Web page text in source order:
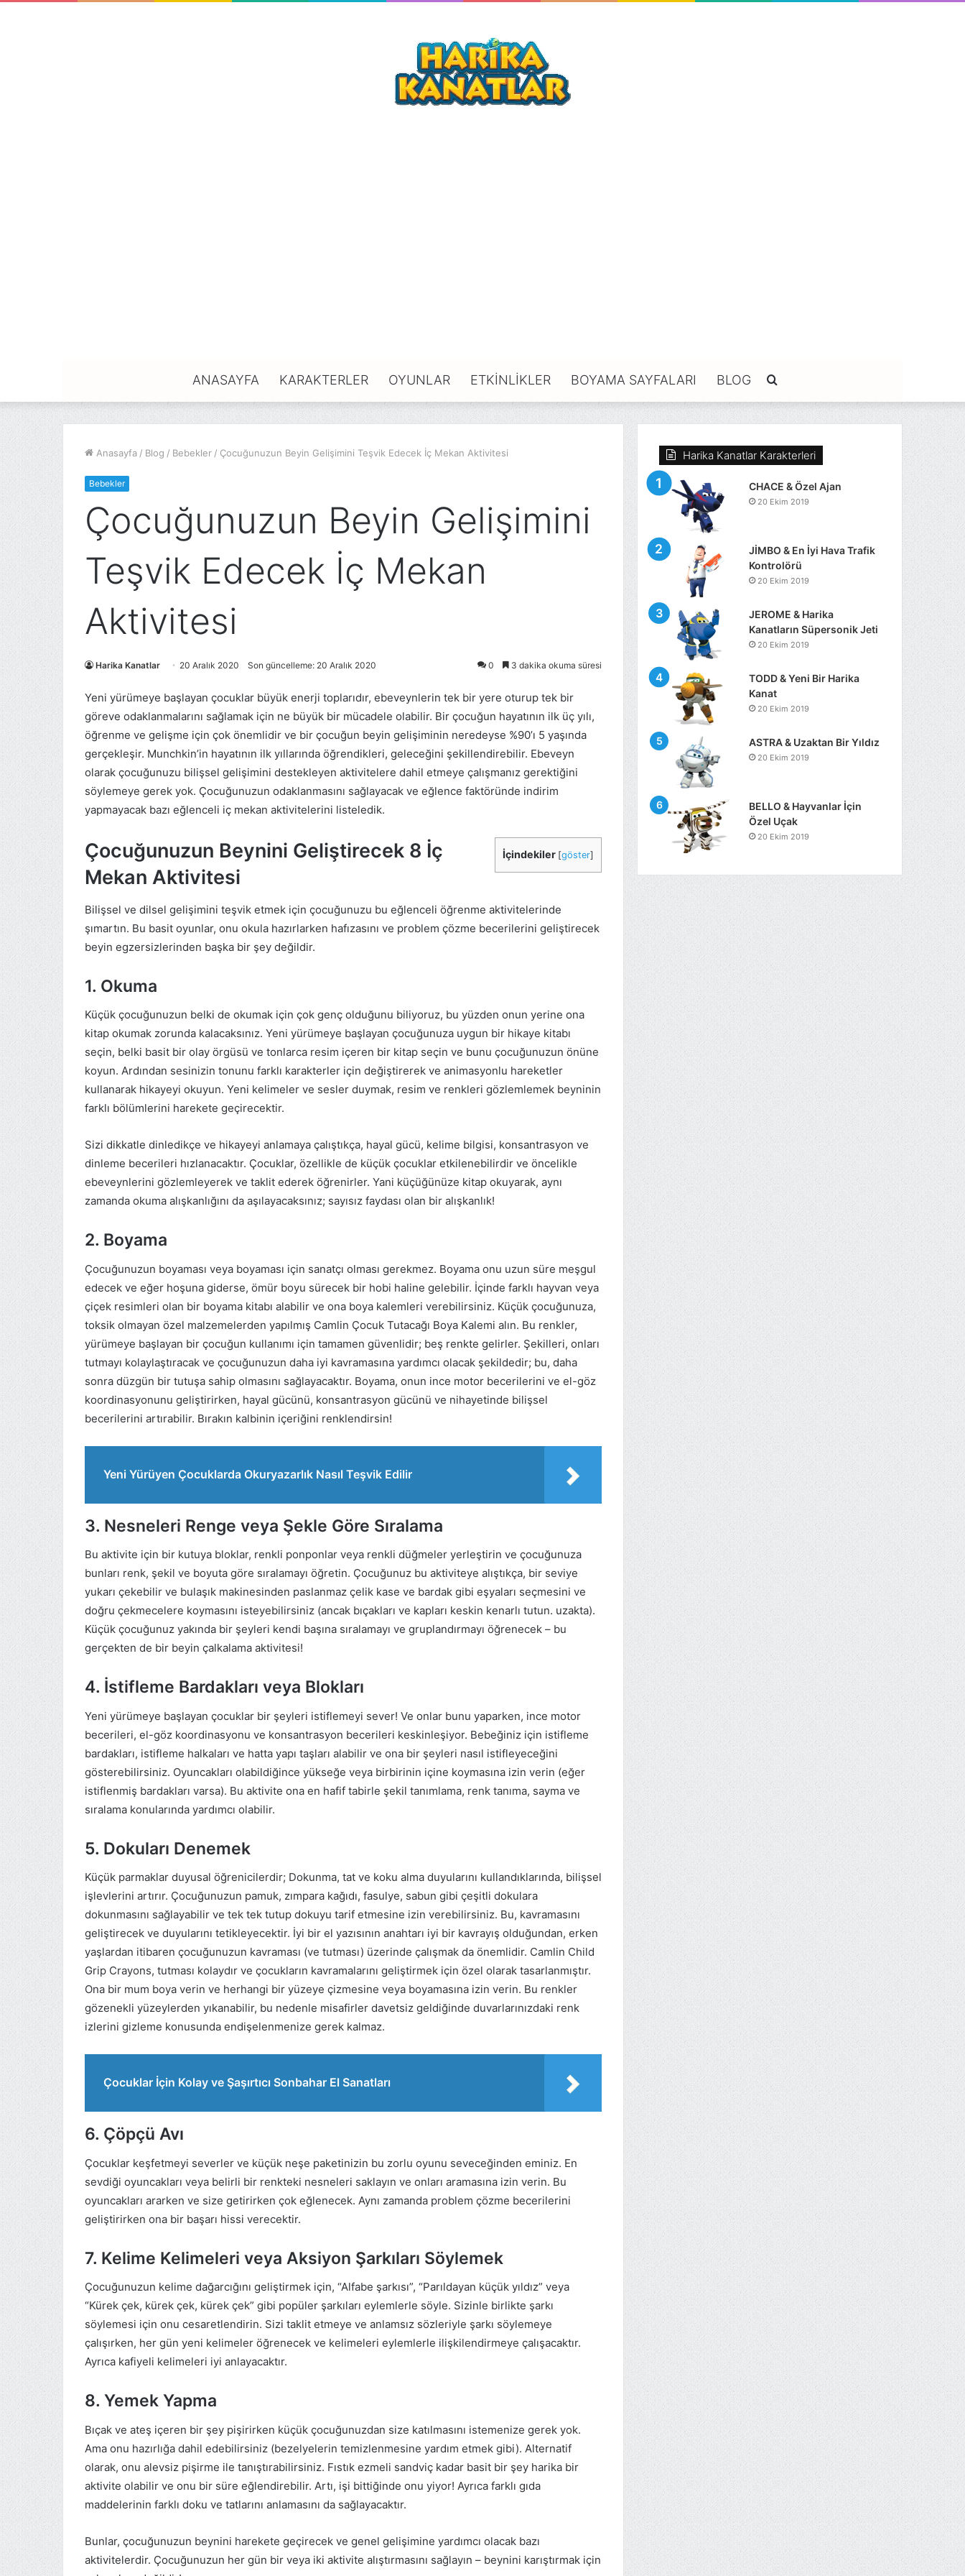
ANASAYFA KARAKTERLER OYUNLAR ETKINLIKLER BOYAMA SAYFALARI BLOG Arama
yap
...
Anasayfa / Blog / Bebekler / Çocuğunuzun Beyin Gelişimini Teşvik Edecek İç Mekan Aktivitesi
Bebekler
Çocuğunuzun Beyin Gelişimini
Teşvik Edecek İç Mekan
Aktivitesi
Harika Kanatlar 20 Aralık 2020 Son güncelleme: 20 Aralık 2020 0 3 dakika okuma süresi
Yeni yürümeye başlayan çocuklar büyük enerji toplarıdır, ebeveynlerin tek bir yere oturup tek bir
göreve odaklanmalarını sağlamak için ne büyük bir mücadele olabilir. Bir çocuğun hayatının ilk üç yılı,
öğrenme ve gelişme için çok önemlidir ve bir çocuğun beyin gelişiminin neredeyse %90’ı 5 yaşında
gerçekleşir. Munchkin’in hayatının ilk yıllarında öğrendikleri, geleceğini şekillendirebilir. Ebeveyn
olarak çocuğunuzu bilişsel gelişimini destekleyen aktivitelere dahil etmeye çalışmanız gerektiğini
söylemeye gerek yok. Çocuğunuzun odaklanmasını sağlayacak ve eğlence faktöründe indirim
yapmayacak bazı eğlenceli iç mekan aktivitelerini listeledik.
İçindekiler [göster]
Çocuğunuzun Beynini Geliştirecek 8 İç
Mekan Aktivitesi
Bilişsel ve dilsel gelişimini teşvik etmek için çocuğunuzu bu eğlenceli öğrenme aktivitelerinde
şımartın. Bu basit oyunlar, onu okula hazırlarken hafızasını ve problem çözme becerilerini geliştirecek
beyin egzersizlerinden başka bir şey değildir.
1. Okuma
Küçük çocuğunuzun belki de okumak için çok genç olduğunu biliyoruz, bu yüzden onun yerine ona
kitap okumak zorunda kalacaksınız. Yeni yürümeye başlayan çocuğunuza uygun bir hikaye kitabı
seçin, belki basit bir olay örgüsü ve tonlarca resim içeren bir kitap seçin ve bunu çocuğunuzun önüne
koyun. Ardından sesinizin tonunu farklı karakterler için değiştirerek ve animasyonlu hareketler
kullanarak hikayeyi okuyun. Yeni kelimeler ve sesler duymak, resim ve renkleri gözlemlemek beyninin
farklı bölümlerini harekete geçirecektir.
Sizi dikkatle dinledikçe ve hikayeyi anlamaya çalıştıkça, hayal gücü, kelime bilgisi, konsantrasyon ve
dinleme becerileri hızlanacaktır. Çocuklar, özellikle de küçük çocuklar etkilenebilirdir ve öncelikle
ebeveynlerini gözlemleyerek ve taklit ederek öğrenirler. Yani küçüğünüze kitap okuyarak, aynı
zamanda okuma alışkanlığını da aşılayacaksınız; sayısız faydası olan bir alışkanlık!
2. Boyama
Çocuğunuzun boyaması veya boyaması için sanatçı olması gerekmez. Boyama onu uzun süre meşgul
edecek ve eğer hoşuna giderse, ömür boyu sürecek bir hobi haline gelebilir. İçinde farklı hayvan veya
çiçek resimleri olan bir boyama kitabı alabilir ve ona boya kalemleri verebilirsiniz. Küçük çocuğunuza,
toksik olmayan özel malzemelerden yapılmış Camlin Çocuk Tutacağı Boya Kalemi alın. Bu renkler,
yürümeye başlayan bir çocuğun kullanımı için tamamen güvenlidir; beş renkte gelirler. Şekilleri, onları
tutmayı kolaylaştıracak ve çocuğunuzun daha iyi kavramasına yardımcı olacak şekildedir; bu, daha
sonra düzgün bir tutuşa sahip olmasını sağlayacaktır. Boyama, onun ince motor becerilerini ve el-göz
koordinasyonunu geliştirirken, hayal gücünü, konsantrasyon gücünü ve nihayetinde bilişsel
becerilerini artırabilir. Bırakın kalbinin içeriğini renklendirsin!
Yeni Yürüyen Çocuklarda Okuryazarlık Nasıl Teşvik Edilir
3. Nesneleri Renge veya Şekle Göre Sıralama
Bu aktivite için bir kutuya bloklar, renkli ponponlar veya renkli düğmeler yerleştirin ve çocuğunuza
bunları renk, şekil ve boyuta göre sıralamayı öğretin. Çocuğunuz bu aktiviteye alıştıkça, bir seviye
yukarı çekebilir ve bulaşık makinesinden paslanmaz çelik kase ve bardak gibi eşyaları seçmesini ve
doğru çekmecelere koymasını isteyebilirsiniz (ancak bıçakları ve kapları keskin kenarlı tutun. uzakta).
Küçük çocuğunuz yakında bir şeyleri kendi başına sıralamayı ve gruplandırmayı öğrenecek – bu
gerçekten de bir beyin çalkalama aktivitesi!
4. İstifleme Bardakları veya Blokları
Yeni yürümeye başlayan çocuklar bir şeyleri istiflemeyi sever! Ve onlar bunu yaparken, ince motor
becerileri, el-göz koordinasyonu ve konsantrasyon becerileri keskinleşiyor. Bebeğiniz için istifleme
bardakları, istifleme halkaları ve hatta yapı taşları alabilir ve ona bir şeyleri nasıl istifleyeceğini
gösterebilirsiniz. Oyuncakları olabildiğince yükseğe veya birbirinin içine koymasına izin verin (eğer
istiflenmiş bardakları varsa). Bu aktivite ona en hafif tabirle şekil tanımlama, renk tanıma, sayma ve
sıralama konularında yardımcı olabilir.
5. Dokuları Denemek
Küçük parmaklar duyusal öğrenicilerdir; Dokunma, tat ve koku alma duyularını kullandıklarında, bilişsel
işlevlerini artırır. Çocuğunuzun pamuk, zımpara kağıdı, fasulye, sabun gibi çeşitli dokulara
dokunmasını sağlayabilir ve tek tek tutup dokuyu tarif etmesine izin verebilirsiniz. Bu, kavramasını
geliştirecek ve duyularını tetikleyecektir. İyi bir el yazısının anahtarı iyi bir kavrayış olduğundan, erken
yaşlardan itibaren çocuğunuzun kavraması (ve tutması) üzerinde çalışmak da önemlidir. Camlin Child
Grip Crayons, tutması kolaydır ve çocukların kavramalarını geliştirmek için özel olarak tasarlanmıştır.
Ona bir mum boya verin ve herhangi bir yüzeye çizmesine veya boyamasına izin verin. Bu renkler
gözenekli yüzeylerden yıkanabilir, bu nedenle misafirler davetsiz geldiğinde duvarlarınızdaki renk
izlerini gizleme konusunda endişelenmenize gerek kalmaz.
Çocuklar İçin Kolay ve Şaşırtıcı Sonbahar El Sanatları
6. Çöpçü Avı
Çocuklar keşfetmeyi severler ve küçük neşe paketinizin bu zorlu oyunu seveceğinden eminiz. En
sevdiği oyuncakları veya belirli bir renkteki nesneleri saklayın ve onları aramasına izin verin. Bu
oyuncakları ararken ve size getirirken çok eğlenecek. Aynı zamanda problem çözme becerilerini
geliştirirken ona bir başarı hissi verecektir.
7. Kelime Kelimeleri veya Aksiyon Şarkıları Söylemek
Çocuğunuzun kelime dağarcığını geliştirmek için, “Alfabe şarkısı”, “Parıldayan küçük yıldız” veya
“Kürek çek, kürek çek, kürek çek” gibi popüler şarkıları eylemlerle söyle. Sizinle birlikte şarkı
söylemesi için onu cesaretlendirin. Sizi taklit etmeye ve anlamsız sözleriyle şarkı söylemeye
çalışırken, her gün yeni kelimeler öğrenecek ve kelimeleri eylemlerle ilişkilendirmeye çalışacaktır.
Ayrıca kafiyeli kelimeleri iyi anlayacaktır.
8. Yemek Yapma
Bıçak ve ateş içeren bir şey pişirirken küçük çocuğunuzdan size katılmasını istemenize gerek yok.
Ama onu hazırlığa dahil edebilirsiniz (bezelyelerin temizlenmesine yardım etmek gibi). Alternatif
olarak, onu alevsiz pişirme ile tanıştırabilirsiniz. Fıstık ezmeli sandviç kadar basit bir şey harika bir
aktivite olabilir ve onu bir süre eğlendirebilir. Artı, işi bittiğinde onu yiyor! Ayrıca farklı gıda
maddelerinin farklı doku ve tatlarını anlamasını da sağlayacaktır.
Bunlar, çocuğunuzun beynini harekete geçirecek ve genel gelişimine yardımcı olacak bazı
aktivitelerdir. Çocuğunuzun her gün bir veya iki aktivite alıştırmasını sağlayın – beynini karıştırmak için
Harika Kanatlar Karakterleri
CHACE & Özel Ajan
20 Ekim 2019
JİMBO & En İyi Hava Trafik
Kontrolörü
20 Ekim 2019
JEROME & Harika
Kanatların Süpersonik Jeti
20 Ekim 2019
TODD & Yeni Bir Harika
Kanat
20 Ekim 2019
ASTRA & Uzaktan Bir Yıldız
20 Ekim 2019
BELLO & Hayvanlar İçin
Özel Uçak
20 Ekim 2019